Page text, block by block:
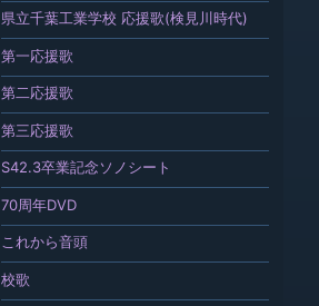
県立千葉工業学校 応援歌(検見川時代)
第一応援歌
第二応援歌
第三応援歌
S42.3卒業記念ソノシート
70周年DVD
これから音頭
校歌